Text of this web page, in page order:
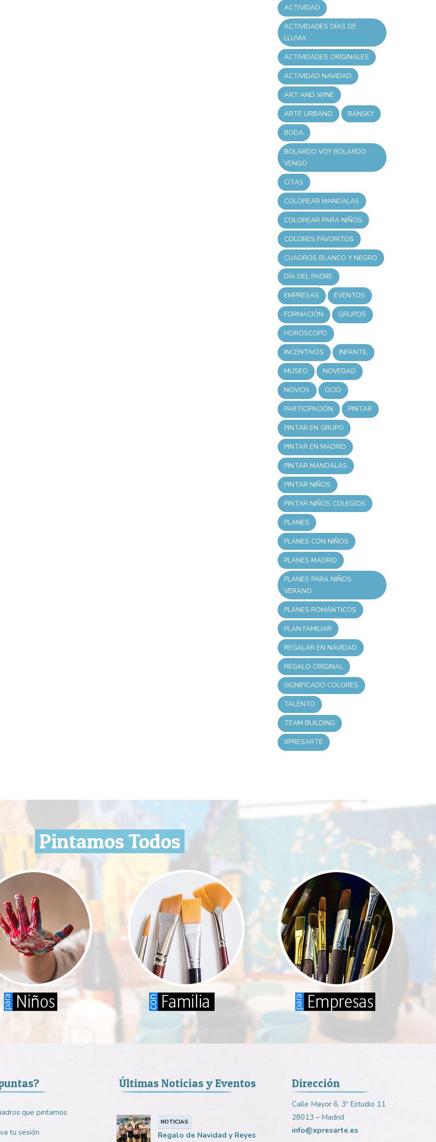
ACTIVIDAD
ACTIVIDADES DÍAS DE
LLUVIA
ACTIVIDADES ORIGINALES
ACTIVIDAD NAVIDAD
ART AND WINE
ARTE URBANO BANSKY
BODA
BOLARDO VOY BOLARDO
VENGO
CITAS
COLOREAR MANDALAS
COLOREAR PARA NIÑOS
COLORES FAVORITOS
CUADROS BLANCO Y NEGRO
DÍA DEL PADRE
EMPRESAS EVENTOS
FORMACIÓN GRUPOS
HORÓSCOPO
INCENTIVOS INFANTIL
MUSEO NOVEDAD
NOVIOS OCIO
PARTICIPACIÓN PINTAR
PINTAR EN GRUPO
PINTAR EN MADRID
PINTAR MANDALAS
PINTAR NIÑOS
PINTAR NIÑOS COLEGIOS
PLANES
PLANES CON NIÑOS
PLANES MADRID
PLANES PARA NIÑOS
VERANO
PLANES ROMÁNTICOS
PLAN FAMILIAR
REGALAR EN NAVIDAD
REGALO ORIGINAL
SIGNIFICADO COLORES
TALENTO
TEAM BUILDING
XPRESARTE
Pintamos Todos
que pintamos
tu sesión
Últimas Noticias y Eventos
NOTICIAS
Regalo de Navidad y Reyes
Dirección
Calle Mayor 6, 3º Estudio 11
28013 – Madrid
info@xpresarte.es